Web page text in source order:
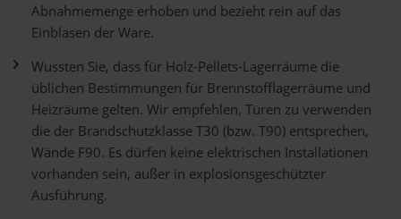
Abnahmemenge erhoben und bezieht rein auf das
Einblasen der Ware.
Wussten Sie, dass für Holz-Pellets-Lagerräume die
üblichen Bestimmungen für Brennstofflagerräume und
Heizräume gelten. Wir empfehlen, Türen zu verwenden
die der Brandschutzklasse T30 (bzw. T90) entsprechen,
Wände F90. Es dürfen keine elektrischen Installationen
vorhanden sein, außer in explosionsgeschützter
Ausführung.